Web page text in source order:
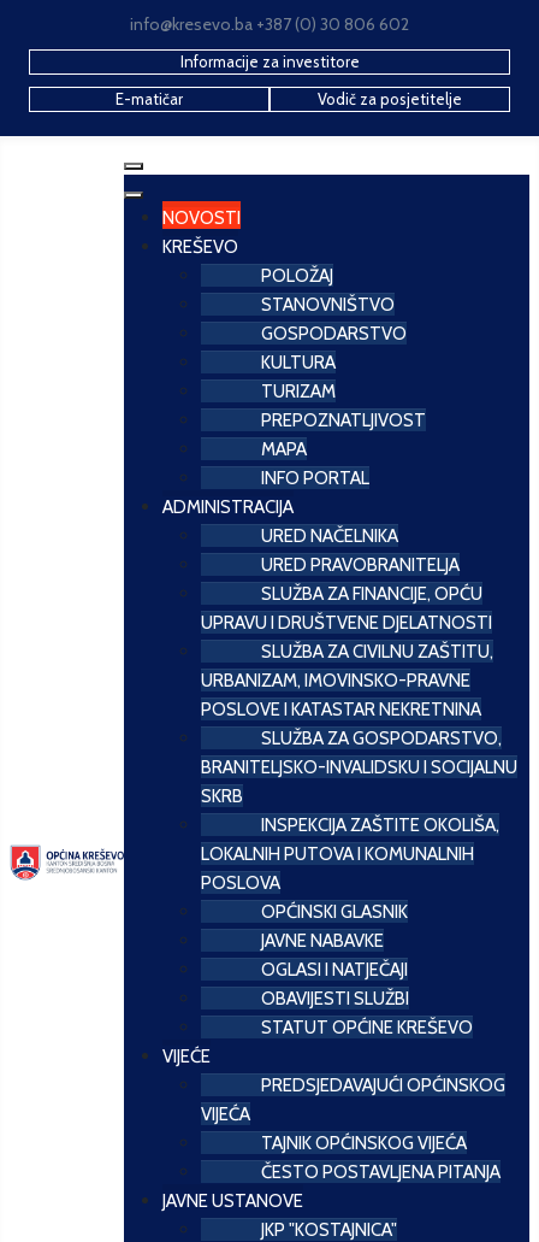
info@kresevo.ba +387 (0) 30 806 602
Informacije za investitore
E-matičar
Vodič za posjetitelje
NOVOSTI
KREŠEVO
POLOŽAJ
STANOVNIŠTVO
GOSPODARSTVO
KULTURA
TURIZAM
PREPOZNATLJIVOST
MAPA
INFO PORTAL
ADMINISTRACIJA
URED NAČELNIKA
URED PRAVOBRANITELJA
SLUŽBA ZA FINANCIJE, OPĆU
UPRAVU I DRUŠTVENE DJELATNOSTI
SLUŽBA ZA CIVILNU ZAŠTITU,
URBANIZAM, IMOVINSKO-PRAVNE
POSLOVE I KATASTAR NEKRETNINA
SLUŽBA ZA GOSPODARSTVO,
BRANITELJSKO-INVALIDSKU I SOCIJALNU
SKRB
INSPEKCIJA ZAŠTITE OKOLIŠA,
LOKALNIH PUTOVA I KOMUNALNIH
POSLOVA
OPĆINSKI GLASNIK
JAVNE NABAVKE
OGLASI I NATJEČAJI
OBAVIJESTI SLUŽBI
STATUT OPĆINE KREŠEVO
VIJEĆE
PREDSJEDAVAJUĆI OPĆINSKOG
VIJEĆA
TAJNIK OPĆINSKOG VIJEĆA
ČESTO POSTAVLJENA PITANJA
JAVNE USTANOVE
JKP "KOSTAJNICA"